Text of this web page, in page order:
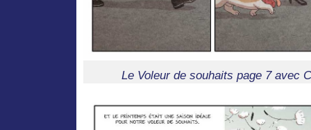
Le Voleur de souhaits page 7 avec